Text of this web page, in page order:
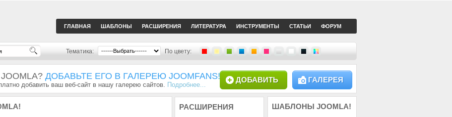
ГЛАВНАЯ ШАБЛОНЫ РАСШИРЕНИЯ ЛИТЕРАТУРА ИНСТРУМЕНТЫ СТАТЬИ ФОРУМ
Тематика: По цвету:
ДОБАВЬТЕ ЕГО В ГАЛЕРЕЮ JOOMFANS!
добавить ваш веб-сайт в нашу галерею сайтов. Подробнее...
ГАЛЕРЕЯ
ДОБАВИТЬ
ШАБЛОНЫ JOOMLA!
РАСШИРЕНИЯ